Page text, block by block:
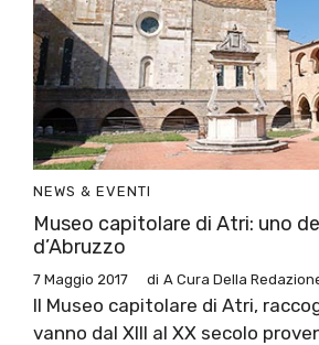
NEWS & EVENTI
Museo capitolare di Atri: uno
d’Abruzzo
7 Maggio 2017 di A Cura Della
Il Museo capitolare di Atri,
vanno dal XIII al XX secolo